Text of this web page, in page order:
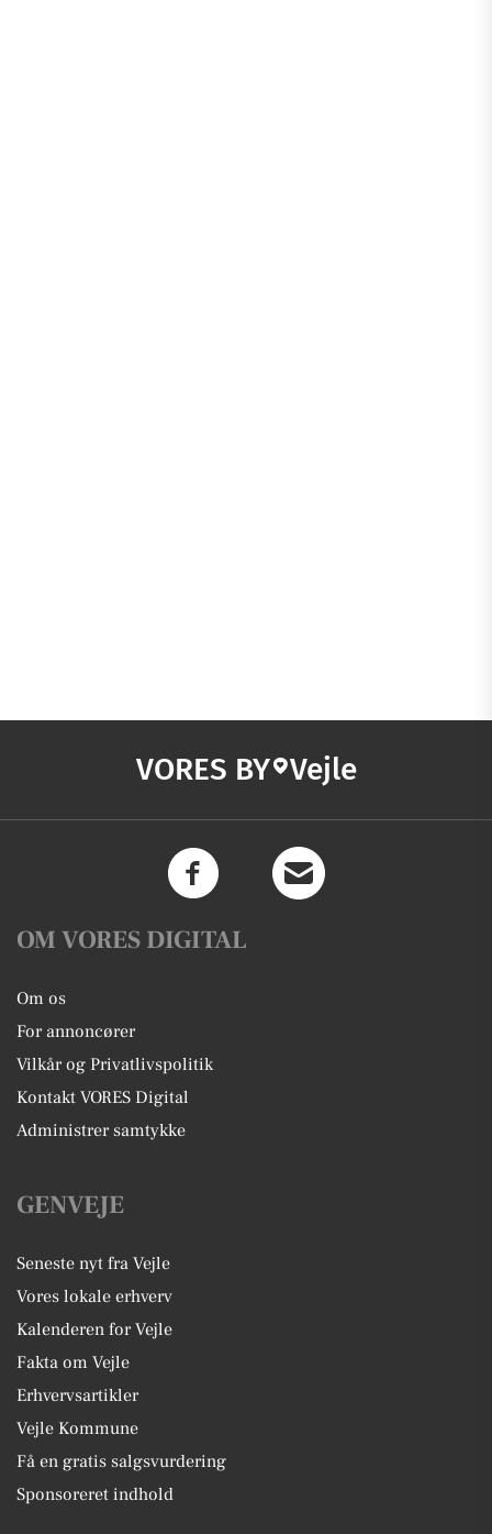
VORES BY Vejle
OM VORES DIGITAL
Om os
For annoncører
Vilkår og Privatlivspolitik
Kontakt VORES Digital
Administrer samtykke
GENVEJE
Seneste nyt fra Vejle
Vores lokale erhverv
Kalenderen for Vejle
Fakta om Vejle
Erhvervsartikler
Vejle Kommune
Få en gratis salgsvurdering
Sponsoreret indhold